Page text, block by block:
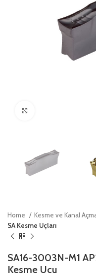
Home Kesme ve Kanal
SA Kesme Uçları
SA16-3003N-M1
Kesme Ucu